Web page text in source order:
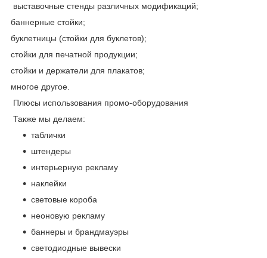
выставочные стенды различных модификаций;
баннерные стойки;
буклетницы (стойки для буклетов);
стойки для печатной продукции;
стойки и держатели для плакатов;
многое другое.
Плюсы использования промо-оборудования
Также мы делаем:
таблички
штендеры
интерьерную рекламу
наклейки
световые короба
неоновую рекламу
баннеры и брандмауэры
светодиодные вывески